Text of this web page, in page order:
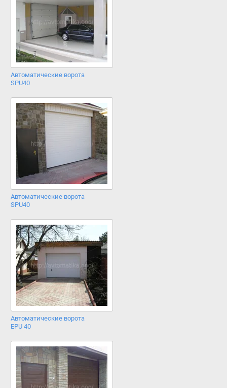
Автоматические ворота
SPU40
Автоматические ворота
SPU40
Автоматические ворота
EPU 40